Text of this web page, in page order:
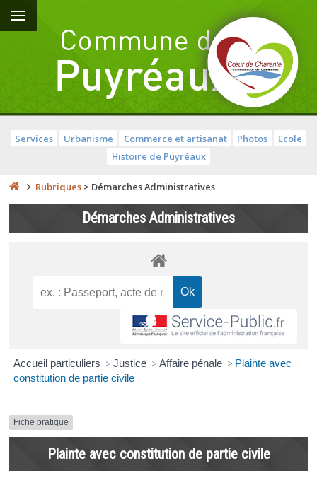
Services Urbanisme Commerce et artisanat Photos
Ecole
Histoire de Puyréaux
Rubriques > Démarches Administratives
Démarches Administratives
Accueil particuliers > Justice > Affaire pénale > Plainte avec
constitution de partie civile
Fiche pratique
Plainte avec constitution de partie civile